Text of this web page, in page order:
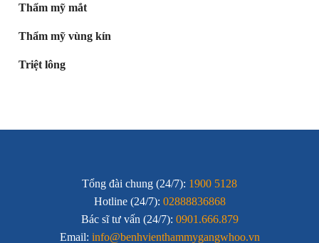
Thẩm mỹ mắt
Thẩm mỹ vùng kín
Triệt lông
Tổng đài chung (24/7): 1900 5128
Hotline (24/7): 02888836868
Bác sĩ tư vấn (24/7): 0901.666.879
Email: info@benhvienthammygangwhoo.vn